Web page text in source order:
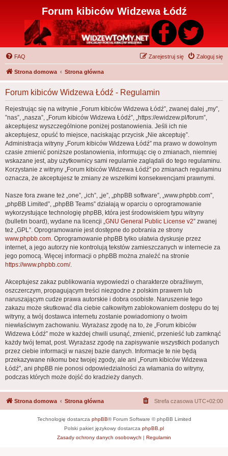
Forum kibiców Widzewa Łódź
FAQ Zaloguj się
Zarejestruj się
Strona domowa Strona główna
Forum kibiców Widzewa Łódź - Regulamin
Rejestrując się na witrynie „Forum kibiców Widzewa Łódź”, zwanej dalej „my”,
”nas”, „nasza”, „Forum kibiców Widzewa Łódź”, „https://ewidzew.pl/forum”,
akceptujesz wyszczególnione poniżej postanowienia. Jeśli ich nie
akceptujesz, opuść to miejsce, naciskając przycisk „Nie akceptuję”.
Administracja witryny „Forum kibiców Widzewa Łódź” ma prawo w dowolnym
czasie zmienić poniższe postanowienia, informując cię o zmianach, niemniej
wskazane jest, aby użytkownicy sami regularnie zaglądali do tego regulaminu.
Korzystanie z witryny „Forum kibiców Widzewa Łódź” po zmianach regulaminu
oznacza, że akceptujesz te zmiany ze wszelkimi konsekwencjami prawnymi.
Nasze fora zwane też „one”, „ich”, „je”, „phpBB software”, „www.phpbb.com”,
„phpBB Limited”, „phpBB Teams” działają w oparciu o oprogramowanie
wykorzystujące technologię phpBB, która jest środowiskiem typu witryny
(bulletin board), wydane na licencji „GNU General Public License v2” zwanej
też „GPL”. Oprogramowanie jest dostępne do pobrania ze strony
www.phpbb.com. Oprogramowanie phpBB tylko ułatwia dyskusje przez
internet, a jego autorzy nie kontrolują tekstów zamieszczanych w internecie za
jego pomocą. Więcej informacji o phpBB można znaleźć na stronie
https://www.phpbb.com/.
Akceptujesz zakaz publikowania wypowiedzi o charakterze obraźliwym,
oszczerczym, propagującym treści niezgodne z polskim prawem lub
naruszającym cudze prawa autorskie i dobra osobiste. Naruszenie tego
zakazu może skutkować dla ciebie całkowitym zablokowaniem dostępu do tej
witryny, a twój dostawca internetu zostanie powiadomiony o twoim
niewłaściwym zachowaniu. Wyrażasz zgodę na to, że „Forum kibiców
Widzewa Łódź” może w każdej chwili usunąć, zmienić, przenieść lub zamknąć
każdy twój temat, post. Wyrażasz zgodę na zapisywanie wszystkich podanych
przez ciebie informacji w naszej bazie danych. Informacje te nie będą
przekazywane nikomu bez twojej zgody, ale ani „Forum kibiców Widzewa
Łódź”, ani phpBB nie ponosi odpowiedzialności za włamania do witryny,
podczas których może dojść do kradzieży danych.
Strona domowa Strona główna Strefa czasowa UTC+02:00
Technologię dostarcza phpBB® Forum Software © phpBB Limited
Polski pakiet językowy dostarcza phpBB.pl
Zasady ochrony danych osobowych | Regulamin